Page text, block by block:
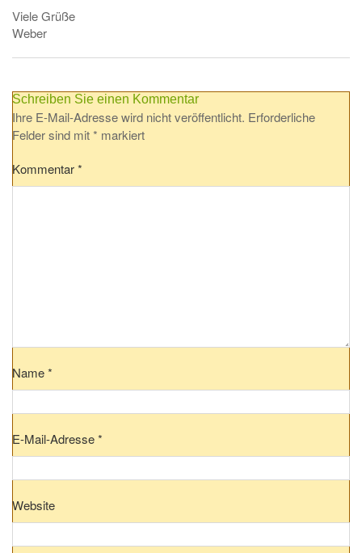
Viele Grüße
Weber
Schreiben Sie einen Kommentar
Ihre E-Mail-Adresse wird nicht veröffentlicht. Erforderliche
Felder sind mit* markiert
Kommentar*
Name*
E-Mail-Adresse*
Website